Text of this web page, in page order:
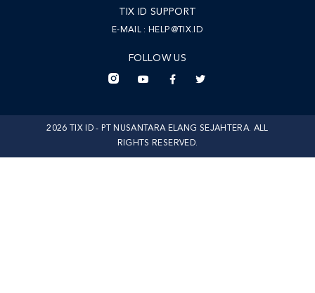
TIX ID SUPPORT
E-MAIL : HELP@TIX.ID
FOLLOW US
2026 TIX ID - PT NUSANTARA ELANG SEJAHTERA. ALL
RIGHTS RESERVED.